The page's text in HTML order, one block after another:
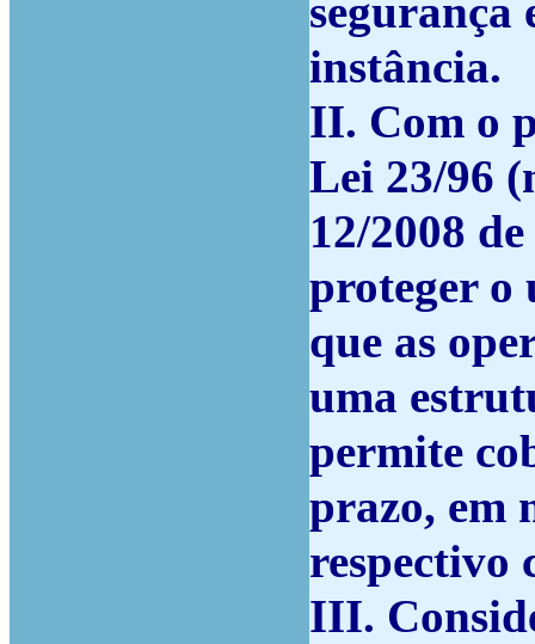
segurança
instância.
II. Com o
Lei 23/96
12/2008
proteger o
que as
uma
permite
prazo, em
respectivo
III.